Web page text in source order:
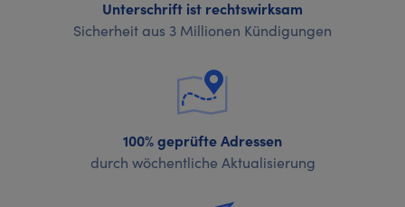
Unterschrift ist rechtswirksam
Sicherheit aus 3 Millionen Kündigungen
100% geprüfte Adressen
durch wöchentliche Aktualisierung